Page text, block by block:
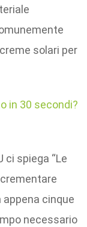
solari per
in 30 secondi?
ci spiega “Le
cinque
necessario